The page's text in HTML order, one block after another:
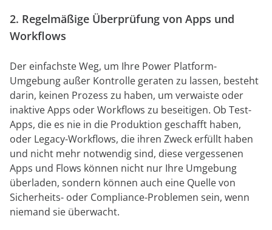
2. Regelmäßige Überprüfung von Apps und
Workflows
Der einfachste Weg, um Ihre Power Platform-
Umgebung außer Kontrolle geraten zu lassen, besteht
darin, keinen Prozess zu haben, um verwaiste oder
inaktive Apps oder Workflows zu beseitigen. Ob Test-
Apps, die es nie in die Produktion geschafft haben,
oder Legacy-Workflows, die ihren Zweck erfüllt haben
und nicht mehr notwendig sind, diese vergessenen
Apps und Flows können nicht nur Ihre Umgebung
überladen, sondern können auch eine Quelle von
Sicherheits- oder Compliance-Problemen sein, wenn
niemand sie überwacht.